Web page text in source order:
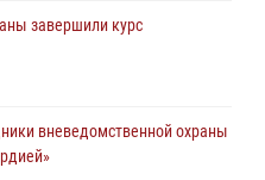
граждан в День Лев-
ВСУ на южном направлении
завершили курс
вневедомственной охраны